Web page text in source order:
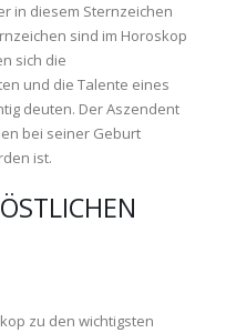
in diesem Sternzeichen
sind im Horoskop
sich die
und die Talente eines
deuten. Der Aszendent
bei seiner Geburt
ist.
zu den wichtigsten